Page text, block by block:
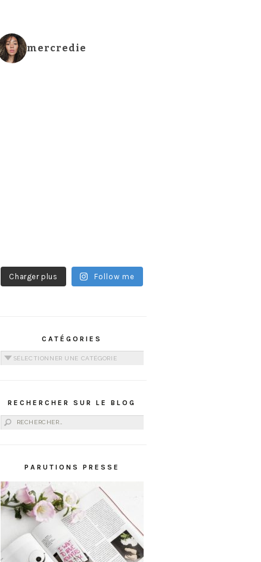
mercredie
Charger plus Follow me
CATÉGORIES
Catégories
RECHERCHER SUR LE BLOG
Rechercher :
PARUTIONS PRESSE